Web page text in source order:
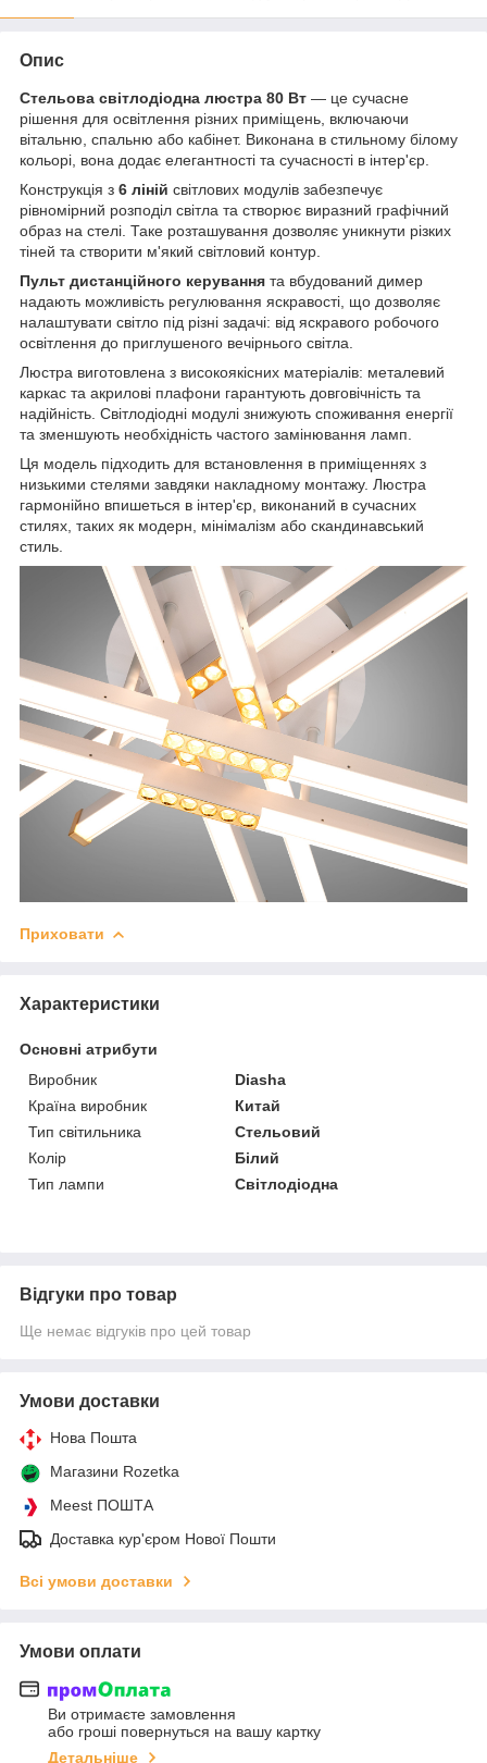
Опис
Стельова світлодіодна люстра 80 Вт — це сучасне
рішення для освітлення різних приміщень, включаючи
вітальню, спальню або кабінет. Виконана в стильному білому
кольорі, вона додає елегантності та сучасності в інтер'єр.
Конструкція з 6 ліній світлових модулів забезпечує
рівномірний розподіл світла та створює виразний графічний
образ на стелі. Таке розташування дозволяє уникнути різких
тіней та створити м'який світловий контур.
Пульт дистанційного керування та вбудований димер
надають можливість регулювання яскравості, що дозволяє
налаштувати світло під різні задачі: від яскравого робочого
освітлення до приглушеного вечірнього світла.
Люстра виготовлена з високоякісних матеріалів: металевий
каркас та акрилові плафони гарантують довговічність та
надійність. Світлодіодні модулі знижують споживання енергії
та зменшують необхідність частого замінювання ламп.
Ця модель підходить для встановлення в приміщеннях з
низькими стелями завдяки накладному монтажу. Люстра
гармонійно впишеться в інтер'єр, виконаний в сучасних
стилях, таких як модерн, мінімалізм або скандинавський
стиль.
Приховати
Характеристики
Основні атрибути
Виробник
Diasha
Країна виробник
Китай
Тип світильника
Стельовий
Колір
Білий
Тип лампи
Світлодіодна
Відгуки про товар
Ще немає відгуків про цей товар
Умови доставки
Нова Пошта
Магазини Rozetka
Meest ПОШТА
Доставка кур'єром Нової Пошти
Всі умови доставки
Умови оплати
Ви отримаєте замовлення
або гроші повернуться на вашу картку
Детальніше